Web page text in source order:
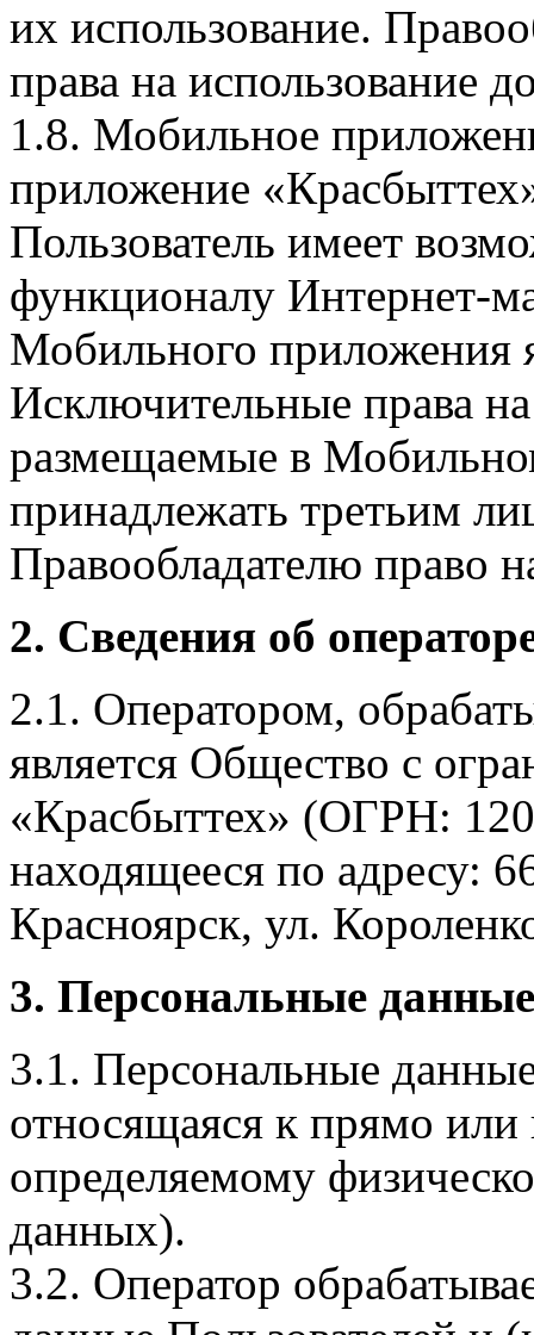
их использование.
права на использование
1.8. Мобильное
приложение
Пользователь имеет
функционалу Интернет-
Мобильного приложения
Исключительные права
размещаемые в
принадлежать третьим
Правообладателю право
2. Сведения об
2.1. Оператором,
является Общество с
«Красбыттех» (ОГРН:
находящееся по адресу:
Красноярск, ул.
3. Персональные
3.1. Персональные
относящаяся к прямо
определяемому
данных).
3.2. Оператор